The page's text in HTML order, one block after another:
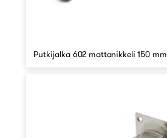
Putkijalka 602 mattanikkeli 150 mm